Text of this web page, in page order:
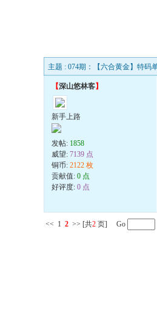
主题 : 074期：【六合黄金】特码
【深山悠林客】
新手上路
发帖: 1858
威望: 7139 点
铜币: 2122 枚
贡献值: 0 点
好评度: 0 点
<< 1 2 >> [共2 页] Go